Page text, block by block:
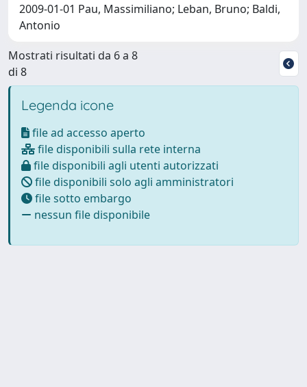
2009-01-01 Pau, Massimiliano; Leban, Bruno; Baldi,
Antonio
Mostrati risultati da 6 a 8
di 8
Legenda icone
file ad accesso aperto
file disponibili sulla rete interna
file disponibili agli utenti autorizzati
file disponibili solo agli amministratori
file sotto embargo
nessun file disponibile